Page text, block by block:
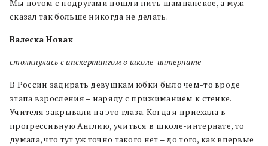
Мы потом с подругами пошли пить шампанское, а муж
сказал так больше никогда не делать.
Валеска Новак
столкнулась с апскертингом в школе-интернате
В России задирать девушкам юбки было чем-то вроде
этапа взросления – наряду с прижиманием к стенке.
Учителя закрывали на это глаза. Когда я приехала в
прогрессивную Англию, учиться в школе-интернате, то
думала, что тут уж точно такого нет – до того, как впервые